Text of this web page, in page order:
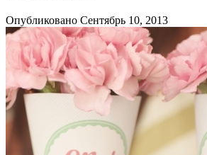
Опубликовано Сентябрь 10, 2013